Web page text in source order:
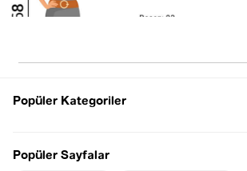
Popüler Kategoriler
Popüler Sayfalar